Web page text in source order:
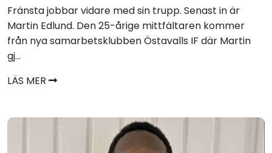
Fränsta jobbar vidare med sin trupp. Senast in är
Martin Edlund. Den 25-årige mittfältaren kommer
från nya samarbetsklubben Östavalls IF där Martin
gj...
LÄS MER